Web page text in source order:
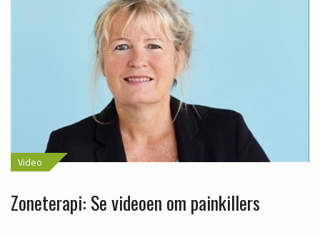
Video
Zoneterapi: Se videoen om painkillers